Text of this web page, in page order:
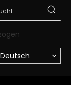
Deutsch